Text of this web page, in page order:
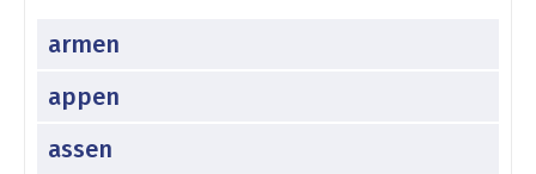
armen
appen
assen